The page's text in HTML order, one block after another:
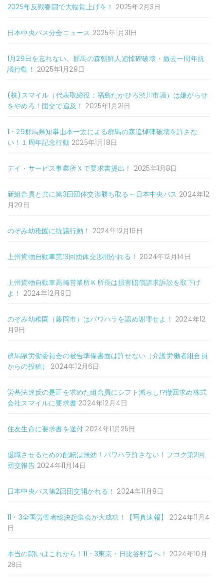
2025年反戦春闘で大幅賃上げを！ 2025年2月3日
日本中央バス分会ニュース 2025年1月31日
1月29日を忘れない。群馬の森朝鮮人追悼碑破壊・撤去一周年抗
議行動！ 2025年1月29日
(株)スマイル（代表取締役：福島たかひろ渋川市議）は嫌がらせ
をやめろ！団交で追及！ 2025年1月21日
1・29群馬県知事山本一太による群馬の森追悼碑破壊を許さな
い！１周年記念行動 2025年1月18日
デイ・サービス事業所Ｘで要求書提出！ 2025年1月8日
新組合員と共に第3回団体交渉勝ち取る～日本中央バス 2024年12
月20日
のぞみ幼稚園に抗議行動！ 2024年12月16日
上州貨物自動車第13回団体交渉開かれる！ 2024年12月14日
上州貨物自動車高崎営業所Ｋ所長は損害賠償請求訴訟を取下げ
よ！ 2024年12月9日
のぞみ幼稚園（藤岡市）はパワハラを認め謝罪せよ！ 2024年12
月9日
群馬県労働委員会の被告準備書面は許せない（介護労働者組合員
からの投稿）
2024年12月6日
労基法違反の是正を求めた組合員にシフト減らし!?撤回求め株式
会社スマイルに要求書 2024年12月4日
住友生命に要求書を送付 2024年11月25日
退職させるための配転は無効！パワハラ許さない！フコク第2回
団交報告 2024年11月14日
日本中央バス第2回団交開かれる！ 2024年11月8日
11・3全国労働者総決起集会が大成功！【写真速報】
2024年11月4
日
本当の闘いはこれから！11・3東京・日比谷野音へ！ 2024年10月
28日